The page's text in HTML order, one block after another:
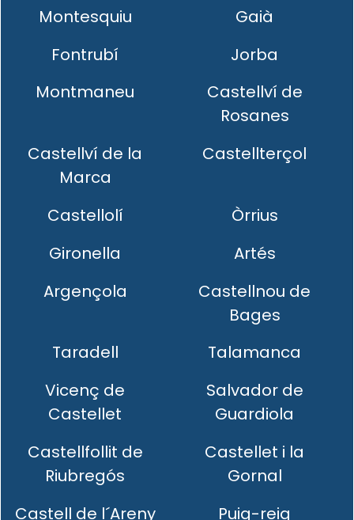
Montesquiu
Gaià
Fontrubí
Jorba
Montmaneu
Castellví de
Rosanes
Castellví de la
Marca
Castellterçol
Castellolí
Òrrius
Gironella
Artés
Argençola
Castellnou de
Bages
Taradell
Talamanca
Vicenç de
Castellet
Salvador de
Guardiola
Castellfollit de
Riubregós
Castellet i la
Gornal
Castell de l´Areny
Puig-reig